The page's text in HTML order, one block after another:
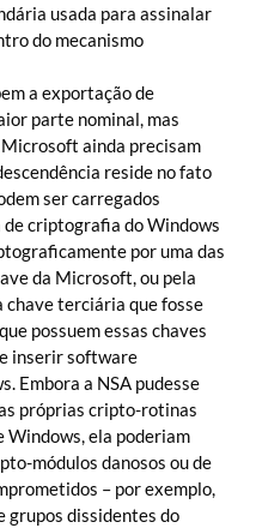
usada para assinalar
do mecanismo
a exportação de
parte nominal, mas
ainda precisam
reside no fato
ser carregados
criptografia do Windows
por uma das
da Microsoft, ou pela
chave terciária que fosse
possuem essas chaves
inserir software
Embora a NSA pudesse
próprias cripto-rotinas
Windows, ela poderiam
módulos danosos ou de
– por exemplo,
grupos dissidentes do